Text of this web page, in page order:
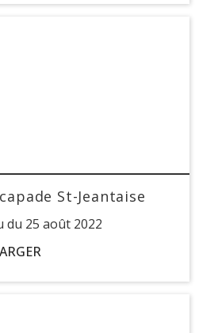
St-Jeantaise
du 25 août 2022